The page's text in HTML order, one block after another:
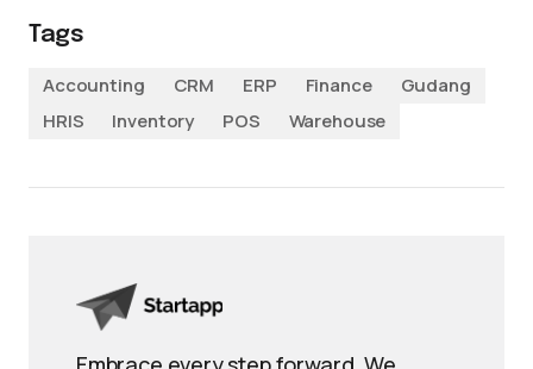
Tags
Accounting
CRM ERP Finance
Gudang
HRIS
Inventory POS Warehouse